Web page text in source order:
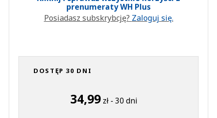
prenumeraty WH Plus
Posiadasz subskrybcję? Zaloguj się.
DOSTĘP 30 DNI
34,99 zł - 30 dni